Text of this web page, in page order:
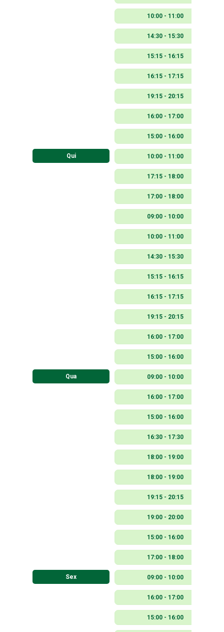
10:00 - 11:00
14:30 - 15:30
15:15 - 16:15
16:15 - 17:15
19:15 - 20:15
16:00 - 17:00
15:00 - 16:00
Qui 10:00 - 11:00
17:15 - 18:00
17:00 - 18:00
09:00 - 10:00
10:00 - 11:00
14:30 - 15:30
15:15 - 16:15
16:15 - 17:15
19:15 - 20:15
16:00 - 17:00
15:00 - 16:00
Qua 09:00 - 10:00
16:00 - 17:00
15:00 - 16:00
16:30 - 17:30
18:00 - 19:00
18:00 - 19:00
19:15 - 20:15
19:00 - 20:00
15:00 - 16:00
17:00 - 18:00
Sex 09:00 - 10:00
16:00 - 17:00
15:00 - 16:00